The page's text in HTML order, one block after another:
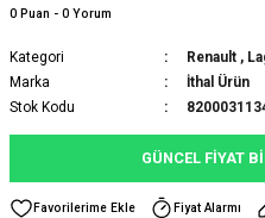
0 Puan - 0 Yorum
Kategori Renault ,
Marka
İthal Ürün
Stok Kodu
GÜNCEL FİYAT
Fiyat Alarmı